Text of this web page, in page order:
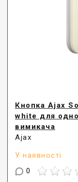
Кнопка Ajax
white для
вимикача
Ajax
У наявності
0